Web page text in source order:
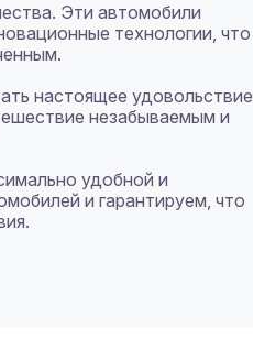
Эти автомобили
технологии, что
настоящее удовольствие
незабываемым и
удобной и
и гарантируем, что